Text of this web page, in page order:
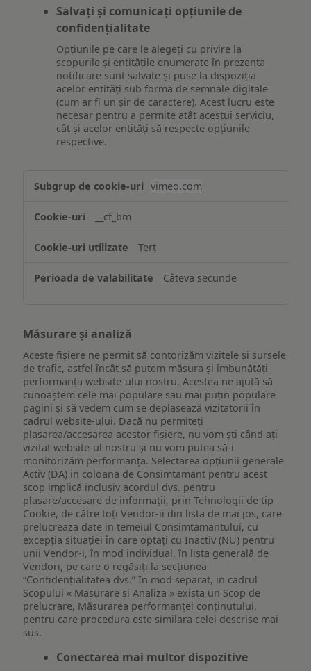
Salvați și comunicați opțiunile de
confidențialitate
Opțiunile pe care le alegeți cu privire la
scopurile și entitățile enumerate în prezenta
notificare sunt salvate și puse la dispoziția
acelor entități sub formă de semnale digitale
(cum ar fi un șir de caractere). Acest lucru este
necesar pentru a permite atât acestui serviciu,
cât și acelor entități să respecte opțiunile
respective.
Asigurarea
funcționalităților
website-
ului
vimeo.com
__cf_bm
Terț
Câteva secunde
Măsurare și analiză
Aceste fișiere ne permit să contorizăm vizitele și sursele
de trafic, astfel încât să putem măsura și îmbunătăți
performanța website-ului nostru. Acestea ne ajută să
cunoaștem cele mai populare sau mai puțin populare
pagini și să vedem cum se deplasează vizitatorii în
cadrul website-ului. Dacă nu permiteți
plasarea/accesarea acestor fișiere, nu vom ști când ați
vizitat website-ul nostru și nu vom putea să-i
monitorizăm performanța. Selectarea opțiunii generale
Activ (DA) in coloana de Consimtamant pentru acest
scop implică inclusiv acordul dvs. pentru
plasare/accesare de informații, prin Tehnologii de tip
Cookie, de către toți Vendor-ii din lista de mai jos, care
prelucreaza date in temeiul Consimtamantului, cu
excepția situației în care optați cu Inactiv (NU) pentru
unii Vendor-i, în mod individual, în lista generală de
Vendori, pe care o regăsiți la secțiunea
“Confidențialitatea dvs.” In mod separat, in cadrul
Scopului « Masurare si Analiza » exista un Scop de
prelucrare, Măsurarea performanței conținutului,
pentru care procedura este similara celei descrise mai
sus.
Conectarea mai multor dispozitive